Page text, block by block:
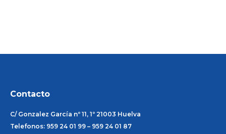
Contacto
C/ Gonzalez García nº 11, 1º 21003 Huelva
Telefonos: 959 24 01 99 – 959 24 01 87